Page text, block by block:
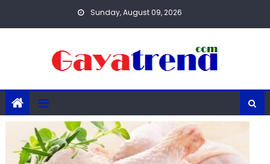
Sunday, August 09, 2026